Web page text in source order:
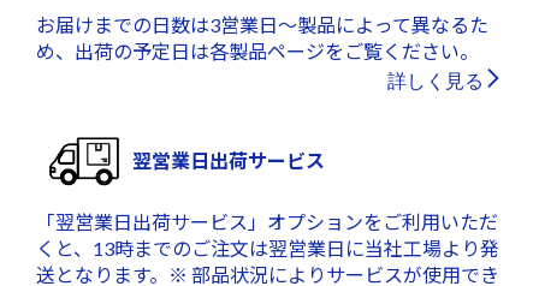
お届けまでの日数は3営業日～製品によって異なるた
め、出荷の予定日は各製品ページをご覧ください。
詳しく見る
翌営業日出荷サービス
「翌営業日出荷サービス」オプションをご利用いただ
くと、13時までのご注文は翌営業日に当社工場より発
送となります。※ 部品状況によりサービスが使用でき